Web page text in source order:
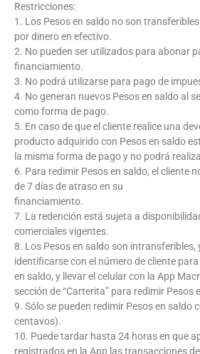
Restricciones:
1. Los Pesos en saldo no son
por dinero en efectivo.
2. No pueden ser utilizados para abonar
financiamiento.
3. No podrá utilizarse para pago de
4. No generan nuevos Pesos en saldo al
como forma de pago.
5. En caso de que el cliente realice una
producto adquirido con Pesos en saldo
la misma forma de pago y no podrá
6. Para redimir Pesos en saldo, el cliente
de 7 días de atraso en su
financiamiento.
7. La redención está sujeta a
comerciales vigentes.
8. Los Pesos en saldo son intransferibles,
identificarse con el número de cliente
en saldo, y llevar el celular con la App
sección de “Carterita” para redimir Pesos
9. Sólo se pueden redimir Pesos en saldo
centavos).
10. Puede tardar hasta 24 horas en que
registrados en la App las transacciones